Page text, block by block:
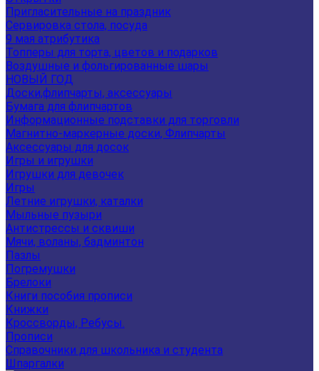
Пригласительные на праздник
Сервировка стола, посуда
9 мая атрибутика
Топперы для торта, цветов и подарков
Воздушные и фольгированные шары
НОВЫЙ ГОД
Доски,флипчарты, аксессуары
Бумага для флипчартов
Информационные подставки для торговли
Магнитно-маркерные доски, Флипчарты
Аксессуары для досок
Игры и игрушки
Игрушки для девочек
Игры
Летние игрушки, каталки
Мыльные пузыри
Антистрессы и сквиши
Мячи, воланы, бадминтон
Пазлы
Погремушки
Брелоки
Книги пособия прописи
Книжки
Кроссворды, Ребусы.
Прописи
Справочники для школьника и студента
Шпаргалки